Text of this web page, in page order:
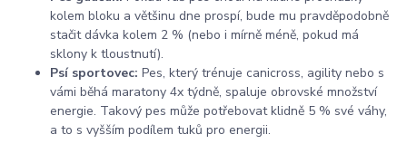
kolem bloku a většinu dne prospí, bude mu pravděpodobně
stačit dávka kolem 2 % (nebo i mírně méně, pokud má
sklony k tloustnutí).
Psí sportovec: Pes, který trénuje canicross, agility nebo s
vámi běhá maratony 4x týdně, spaluje obrovské množství
energie. Takový pes může potřebovat klidně 5 % své váhy,
a to s vyšším podílem tuků pro energii.